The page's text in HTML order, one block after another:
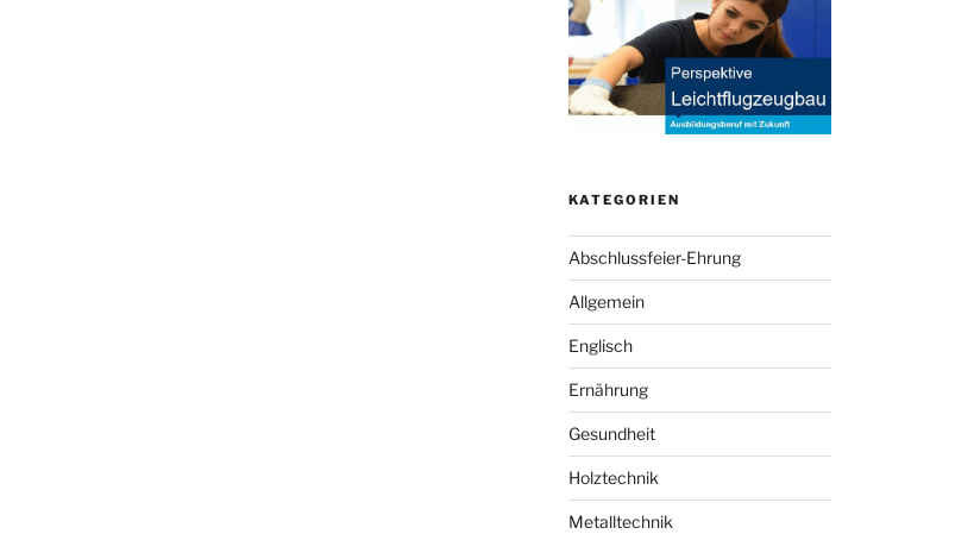
KATEGORIEN
Abschlussfeier-Ehrung
Allgemein
Englisch
Ernährung
Gesundheit
Holztechnik
Metalltechnik